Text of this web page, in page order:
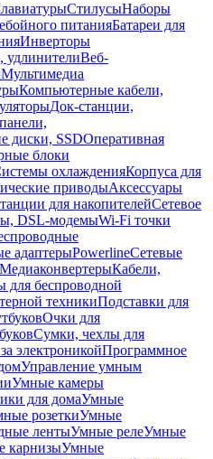
СтилусыНаборы
питанияБатареи для
Инверторы
удлинителиВеб-
Мультимедиа
Компьютерные кабели,
Док-станции,
диски, SSDОперативная
блоки
охлажденияКорпуса для
приводыАксессуары
для накопителейСетевое
DSL-модемыWi-Fi точки
адаптерыPowerlineСетевые
МедиаконвертерыКабели,
для беспроводной
техникиПодставки для
Очки для
Сумки, чехлы для
электроникойПрограммное
Управление умным
Умные камеры
для домаУмные
розеткиУмные
лентыУмные релеУмные
карнизыУмные